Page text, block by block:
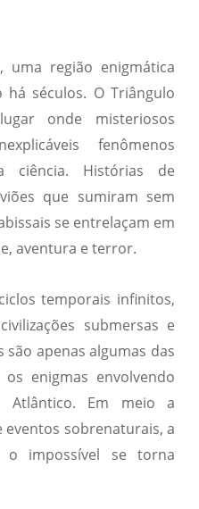
uma região enigmática
séculos. O Triângulo
onde misteriosos
fenômenos
Histórias de
que sumiram sem
se entrelaçam em
aventura e terror.
temporais infinitos,
submersas e
apenas algumas das
enigmas envolvendo
Atlântico. Em meio a
sobrenaturais, a
o impossível se torna